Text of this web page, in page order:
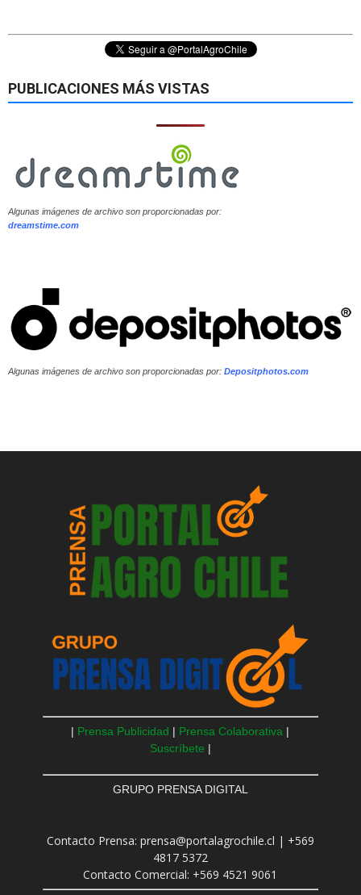
PUBLICACIONES MÁS VISTAS
Algunas imágenes de archivo son proporcionadas por:
dreamstime.com
Algunas imágenes de archivo son proporcionadas por: Depositphotos.com
| Prensa Publicidad | Prensa Colaborativa |
Suscríbete |
GRUPO PRENSA DIGITAL
Contacto Prensa: prensa@portalagrochile.cl | +569
4817 5372
Contacto Comercial: +569 4521 9061